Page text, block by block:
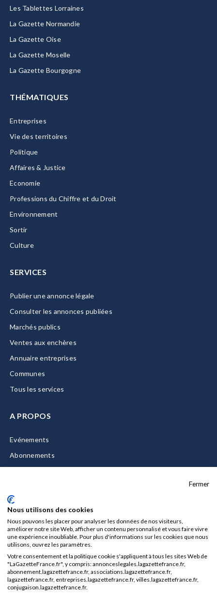
Les Tablettes Lorraines
La Gazette Normandie
La Gazette Oise
La Gazette Moselle
La Gazette Bourgogne
THÉMATIQUES
Entreprises
Vie des territoires
Politique
Affaires & Justice
Economie
Professions du Chiffre et du Droit
Environnement
Sortir
Culture
SERVICES
Publier une annonce légale
Consulter les annonces publiées
Marchés publics
Ventes aux enchères
Annuaire entreprises
Communes
Tous les services
A PROPOS
Evénements
Abonnements
Nous contacter
Mentions légales
CGU/CGV
Données personnelles
Fermer
Nous utilisons des cookies
Nous pouvons les placer pour analyser les données de nos visiteurs,
améliorer notre site Web, afficher un contenu personnalisé et vous faire vivre
une expérience inoubliable. Pour plus d'informations sur les cookies que nous
utilisons, ouvrez les paramètres.
Votre consentement et la politique cookie s'appliquent à tous les sites Web de
"LaGazetteFrance.fr", y compris: annonceslegales.lagazettefrance.fr,
abonnement.lagazettefrance.fr, associations.lagazettefrance.fr,
lagazettefrance.fr, entreprises.lagazettefrance.fr, villes.lagazettefrance.fr,
conjugaison.lagazettefrance.fr.